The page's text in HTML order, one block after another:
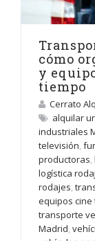
cómo
y
tiempo
Cerrato
alquilar
industriales
televisión,
productoras,
logística
rodajes,
equipos cine
transporte
Madrid,